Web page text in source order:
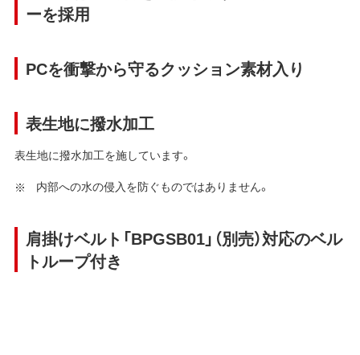
ーを採用
PCを衝撃から守るクッション素材入り
表生地に撥水加工
表生地に撥水加工を施しています。
内部への水の侵入を防ぐものではありません。
肩掛けベルト「BPGSB01」（別売）対応のベル
トループ付き